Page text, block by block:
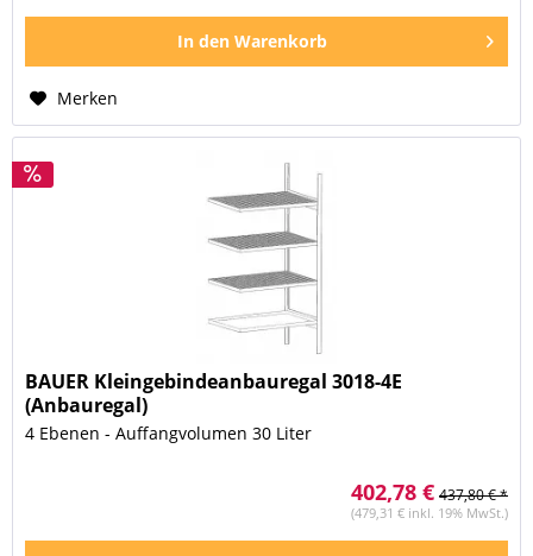
In den Warenkorb
Merken
BAUER Kleingebindeanbauregal 3018-4E
(Anbauregal)
4 Ebenen - Auffangvolumen 30 Liter
402,78 € 437,80 € *
(479,31 € inkl. 19% MwSt.)